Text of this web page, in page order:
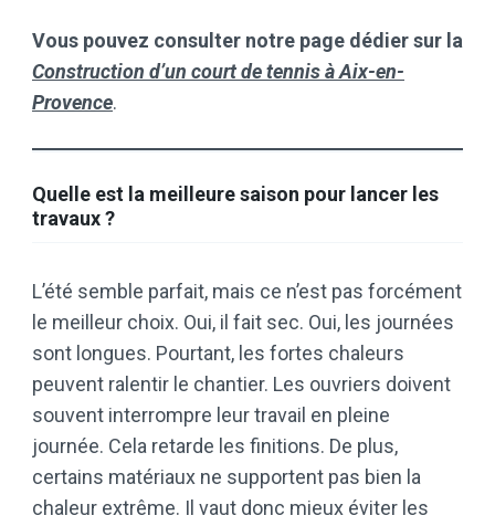
Vous pouvez consulter notre page dédier sur la
Construction d’un court de tennis à Aix-en-
Provence.
Quelle est la meilleure saison pour lancer les
travaux ?
L’été semble parfait, mais ce n’est pas forcément
le meilleur choix. Oui, il fait sec. Oui, les journées
sont longues. Pourtant, les fortes chaleurs
peuvent ralentir le chantier. Les ouvriers doivent
souvent interrompre leur travail en pleine
journée. Cela retarde les finitions. De plus,
certains matériaux ne supportent pas bien la
chaleur extrême. Il vaut donc mieux éviter les